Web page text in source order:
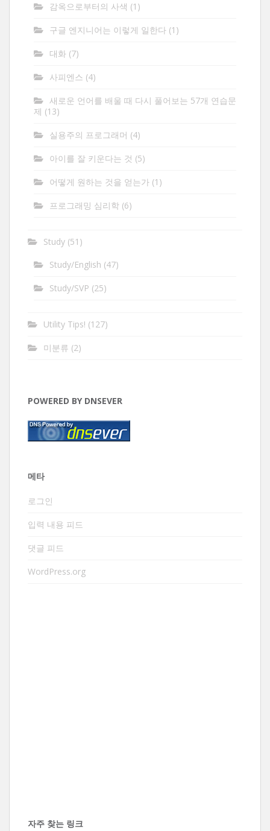
감옥으로부터의 사색 (1)
구글 엔지니어는 이렇게 일한다 (1)
대화 (7)
사피엔스 (4)
새로운 언어를 배울 때 다시 풀어보는 57개 연습문
제 (13)
실용주의 프로그래머 (4)
아이를 잘 키운다는 것 (5)
어떻게 원하는 것을 얻는가 (1)
프로그래밍 심리학 (6)
Study (51)
Study/English (47)
Study/SVP (25)
Utility Tips! (127)
미분류 (2)
POWERED BY DNSEVER
메타
로그인
입력 내용 피드
댓글 피드
WordPress.org
자주 찾는 링크